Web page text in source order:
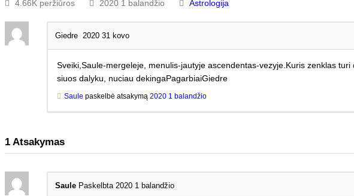
4.66K peržiūros 2020 1 balandžio Astrologija
Giedre 2020 31 kovo
Sveiki,Saule-mergeleje, menulis-jautyje ascendentas-vezyje.Kuris zenklas
siuos dalyku, nuciau dekingaPagarbiaiGiedre
Saule paskelbė atsakymą 2020 1 balandžio
1 Atsakymas
Saule Paskelbta 2020 1 balandžio